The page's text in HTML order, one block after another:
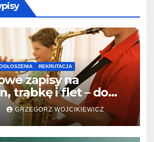
REKRUTACJA
zapisy na
trąbkę i flet – do
GRZEGORZ WOJCIKIEWICZ